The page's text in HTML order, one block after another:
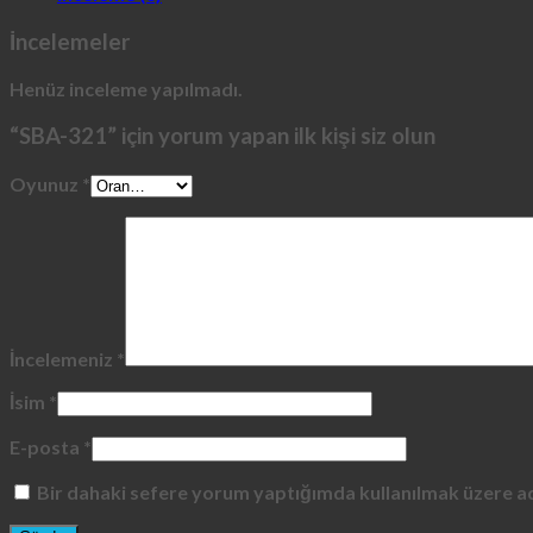
İncelemeler
Henüz inceleme yapılmadı.
“SBA-321” için yorum yapan ilk kişi siz olun
Oyunuz *
İncelemeniz *
İsim *
E-posta *
Bir dahaki sefere yorum yaptığımda kullanılmak üzere